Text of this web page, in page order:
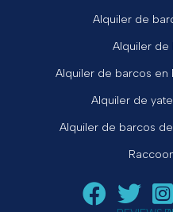
Alquiler de
Alquiler de
Alquiler de barcos en
Alquiler de
Alquiler de barcos
Siga a Aquarius
Siga a